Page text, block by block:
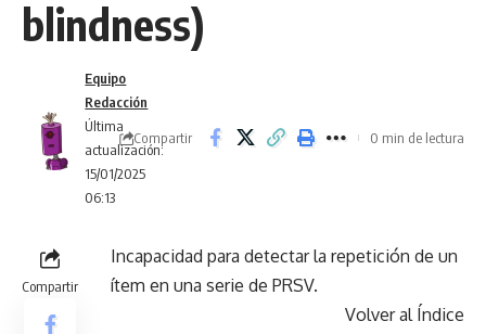
blindness)
Última
actualización:
15/01/2025
06:13
Equipo
Redacción
Compartir 0 min de lectura
Compartir
Incapacidad para detectar la repetición de un
ítem en una serie de PRSV.
Volver al Índice